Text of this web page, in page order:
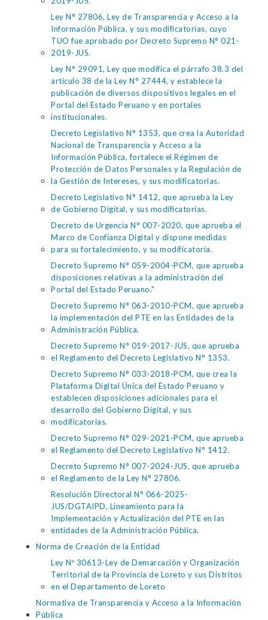
Ley N° 27806, Ley de Transparencia y Acceso a la
Información Pública, y sus modificatorias, cuyo
TUO fue aprobado por Decreto Supremo N° 021-
2019-JUS.
Ley N° 29091, Ley que modifica el párrafo 38.3 del
artículo 38 de la Ley N° 27444, y establece la
publicación de diversos dispositivos legales en el
Portal del Estado Peruano y en portales
institucionales.
Decreto Legislativo N° 1353, que crea la Autoridad
Nacional de Transparencia y Acceso a la
Información Pública, fortalece el Régimen de
Protección de Datos Personales y la Regulación de
la Gestión de Intereses, y sus modificatorias.
Decreto Legislativo N° 1412, que aprueba la Ley
de Gobierno Digital, y sus modificatorias.
Decreto de Urgencia N° 007-2020, que aprueba el
Marco de Confianza Digital y dispone medidas
para su fortalecimiento, y su modificatoria.
Decreto Supremo N° 059-2004-PCM, que aprueba
disposiciones relativas a la administración del
Portal del Estado Peruano."
Decreto Supremo N° 063-2010-PCM, que aprueba
la implementación del PTE en las Entidades de la
Administración Pública.
Decreto Supremo N° 019-2017-JUS, que aprueba
el Reglamento del Decreto Legislativo N° 1353.
Decreto Supremo N° 033-2018-PCM, que crea la
Plataforma Digital Única del Estado Peruano y
establecen disposiciones adicionales para el
desarrollo del Gobierno Digital, y sus
modificatorias.
Decreto Supremo N° 029-2021-PCM, que aprueba
el Reglamento del Decreto Legislativo N° 1412.
Decreto Supremo N° 007-2024-JUS, que aprueba
el Reglamento de la Ley N° 27806.
Resolución Directoral N° 066-2025-
JUS/DGTAIPD, Lineamiento para la
Implementación y Actualización del PTE en las
entidades de la Administración Pública.
Norma de Creación de la Entidad
Ley Nº 30613-Ley de Demarcación y Organización
Territorial de la Provincia de Loreto y sus Distritos
en el Departamento de Loreto
Normativa de Transparencia y Acceso a la Información
Pública